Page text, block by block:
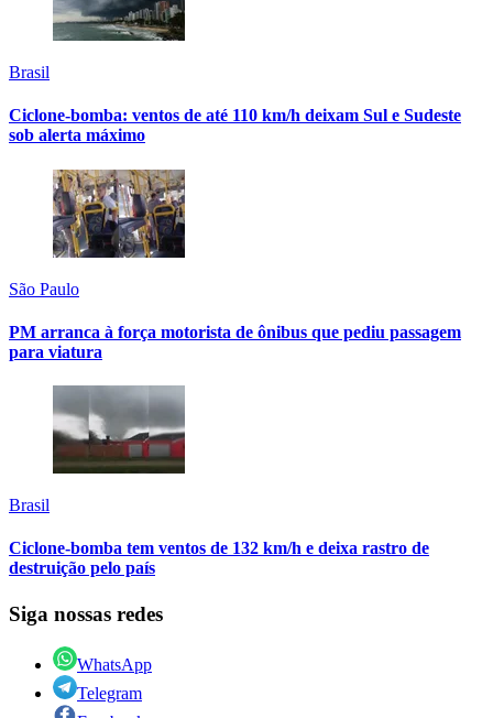
Brasil
Ciclone-bomba: ventos de até 110 km/h deixam Sul e Sudeste
sob alerta máximo
São Paulo
PM arranca à força motorista de ônibus que pediu passagem
para viatura
Brasil
Ciclone-bomba tem ventos de 132 km/h e deixa rastro de
destruição pelo país
Siga nossas redes
WhatsApp
Telegram